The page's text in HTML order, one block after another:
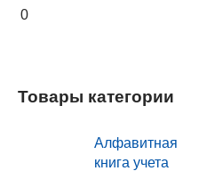
0
Товары категории
Алфавитная
книга учета